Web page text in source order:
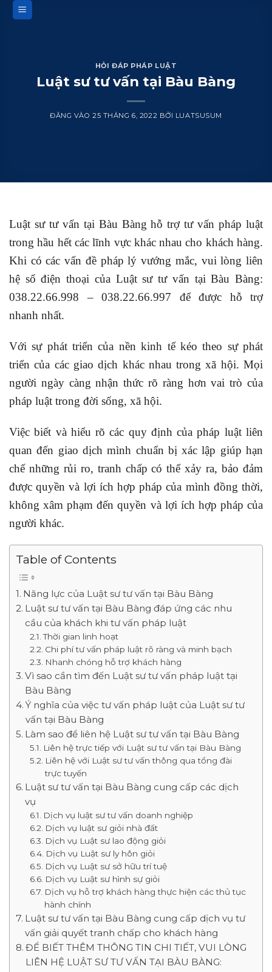
qua
HỎI ĐÁP PHÁP LUẬT
Luật sư tư vấn tại Bàu Bàng
ĐĂNG VÀO25 THÁNG 6, 2022 BỞI LUATSUSUM
Luật sư tư vấn tại Bàu Bàng hỗ trợ tư vấn pháp luật
trong hầu hết các lĩnh vực khác nhau cho khách hàng.
Khi có các vấn đề pháp lý vướng mắc, vui lòng liên
hệ số điện thoại của Luật sư tư vấn tại Bàu Bàng:
038.22.66.998 – 038.22.66.997 để được hỗ trợ
nhanh nhất.
Với sự phát triển của nền kinh tế kéo theo sự phát
triển của các giao dịch khác nhau trong xã hội. Mọi
người ngày càng nhận thức rõ ràng hơn vai trò của
pháp luật trong đời sống, xã hội.
Việc biết và hiểu rõ các quy định của pháp luật liên
quan đến giao dịch mình chuẩn bị xác lập giúp hạn
chế những rủi ro, tranh chấp có thể xảy ra, bảo đảm
được quyền và lợi ích hợp pháp của mình đồng thời,
không xâm phạm đến quyền và lợi ích hợp pháp của
người khác.
Table of Contents
Năng lực của Luật sư tư vấn tại Bàu Bàng
Luật sư tư vấn tại Bàu Bàng đáp ứng các nhu
cầu của khách khi tư vấn pháp luật
Thời gian linh hoạt
Chi phí tư vấn pháp luật rõ ràng và minh bạch
Nhanh chóng hỗ trợ khách hàng
Vì sao cần tìm đến Luật sư tư vấn pháp luật tại
Bàu Bàng
Ý nghĩa của việc tư vấn pháp luật của Luật sư tư
vấn tại Bàu Bàng
Làm sao để liên hệ Luật sư tư vấn tại Bàu Bàng
Liên hệ trực tiếp với Luật sư tư vấn tại Bàu Bàng
Liên hệ với Luật sư tư vấn thông qua tổng đài
trực tuyến
Luật sư tư vấn tại Bàu Bàng cung cấp các dịch
vụ
Dịch vụ luật sư tư vấn doanh nghiệp
Dịch vụ luật sư giỏi nhà đất
Dịch vụ Luật sư lao động giỏi
Dịch vụ Luật sư ly hôn giỏi
Dịch vụ Luật sư sở hữu trí tuệ
Dịch vụ Luật sư hình sự giỏi
Dịch vụ hỗ trợ khách hàng thực hiện các thủ tục
hành chính
Luật sư tư vấn tại Bàu Bàng cung cấp dịch vụ tư
vấn giải quyết tranh chấp cho khách hàng
ĐỂ BIẾT THÊM THÔNG TIN CHI TIẾT, VUI LÒNG
LIÊN HỆ LUẬT SƯ TƯ VẤN TẠI BÀU BÀNG: